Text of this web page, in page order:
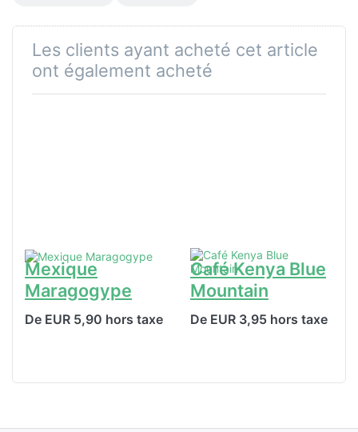
Les clients ayant acheté cet article
ont également acheté
Mexique
Maragogype
De EUR 5,90 hors taxe
Café Kenya Blue
Mountain
De EUR 3,95 hors taxe